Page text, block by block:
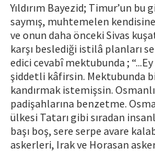
Yıldırım Bayezid; Timur’un
saymış, muhtemelen
ve onun daha önceki Sivas
karşı beslediği istilâ planları
edici cevabî mektubunda ;
şiddetli kâfirsin. Mektubunda
kandırmak istemişsin.
padişahlarına benzetme.
ülkesi Tatarı gibi sıradan
başı boş, sere serpe avare
askerleri, Irak ve Horasan